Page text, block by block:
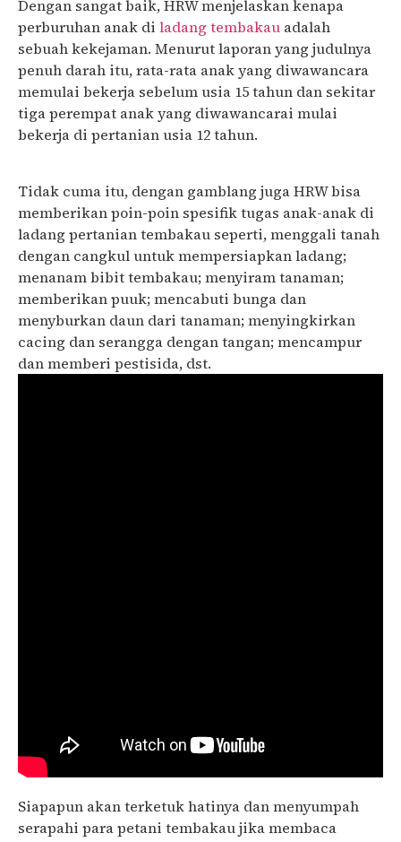
Dengan sangat baik, HRW menjelaskan kenapa
perburuhan anak di ladang tembakau adalah
sebuah kekejaman. Menurut laporan yang judulnya
penuh darah itu, rata-rata anak yang diwawancara
memulai bekerja sebelum usia 15 tahun dan sekitar
tiga perempat anak yang diwawancarai mulai
bekerja di pertanian usia 12 tahun.
Tidak cuma itu, dengan gamblang juga HRW bisa
memberikan poin-poin spesifik tugas anak-anak di
ladang pertanian tembakau seperti, menggali tanah
dengan cangkul untuk mempersiapkan ladang;
menanam bibit tembakau; menyiram tanaman;
memberikan puuk; mencabuti bunga dan
menyburkan daun dari tanaman; menyingkirkan
cacing dan serangga dengan tangan; mencampur
dan memberi pestisida, dst.
Siapapun akan terketuk hatinya dan menyumpah
serapahi para petani tembakau jika membaca